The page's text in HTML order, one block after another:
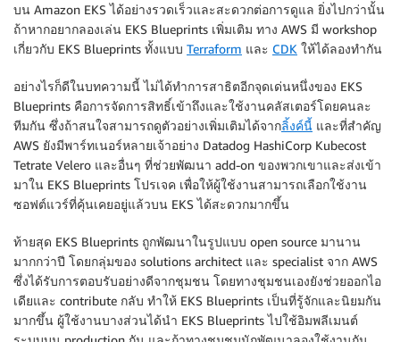
บน Amazon EKS ได้อย่างรวดเร็วและสะดวกต่อการดูแล ยิ่งไปกว่านั้น
ถ้าหากอยากลองเล่น EKS Blueprints เพิ่มเติม ทาง AWS มี workshop
เกี่ยวกับ EKS Blueprints ทั้งแบบ Terraform และ CDK ให้ได้ลองทำกัน
อย่างไรก็ดีในบทความนี้ ไม่ได้ทำการสาธิตอีกจุดเด่นหนึ่งของ EKS
Blueprints คือการจัดการสิทธิ์เข้าถึงและใช้งานคลัสเตอร์โดยคนละ
ทีมกัน ซึ่งถ้าสนใจสามารถดูตัวอย่างเพิ่มเติมได้จากลิ้งค์นี้ และที่สำคัญ
AWS ยังมีพาร์ทเนอร์หลายเจ้าอย่าง Datadog HashiCorp Kubecost
Tetrate Velero และอื่นๆ ที่ช่วยพัฒนา add-on ของพวกเขาและส่งเข้า
มาใน EKS Blueprints โปรเจค เพื่อให้ผู้ใช้งานสามารถเลือกใช้งาน
ซอฟต์แวร์ที่คุ้นเคยอยู่แล้วบน EKS ได้สะดวกมากขึ้น
ท้ายสุด EKS Blueprints ถูกพัฒนาในรูปแบบ open source มานาน
มากกว่าปี โดยกลุ่มของ solutions architect และ specialist จาก AWS
ซึ่งได้รับการตอบรับอย่างดีจากชุมชน โดยทางชุมชนเองยังช่วยออกไอ
เดียและ contribute กลับ ทำให้ EKS Blueprints เป็นที่รู้จักและนิยมกัน
มากขึ้น ผู้ใช้งานบางส่วนได้นำ EKS Blueprints ไปใช้อิมพลีเมนต์